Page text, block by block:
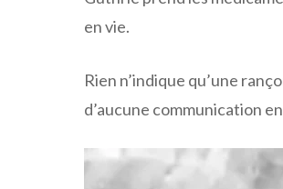
en vie.
Rien n’indique qu’une
d’aucune communication